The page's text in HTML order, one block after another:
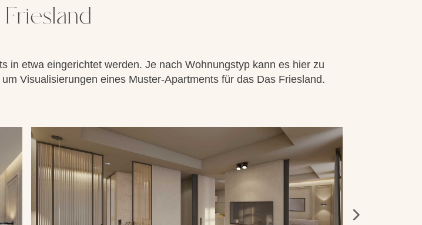
Friesland
in etwa eingerichtet werden. Je nach Wohnungstyp kann es hier zu
Visualisierungen eines Muster-Apartments für das Das Friesland.